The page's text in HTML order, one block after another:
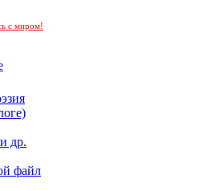
с миром!
др.
файл